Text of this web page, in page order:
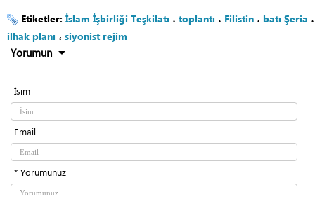
Etiketler: İslam İşbirliği Teşkilatı ، toplantı ، Filistin ، batı Şeria ،
ilhak planı ، siyonist rejim
Yorumun
İsim
Email
* Yorumunuz